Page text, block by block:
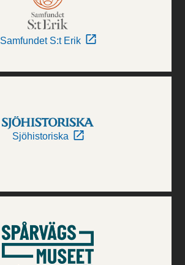
Samfundet S:t Erik
Sjöhistoriska